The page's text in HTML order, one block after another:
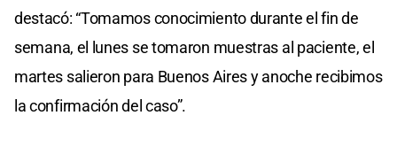
destacó: “Tomamos conocimiento durante el fin de
semana, el lunes se tomaron muestras al paciente, el
martes salieron para Buenos Aires y anoche recibimos
la confirmación del caso”.